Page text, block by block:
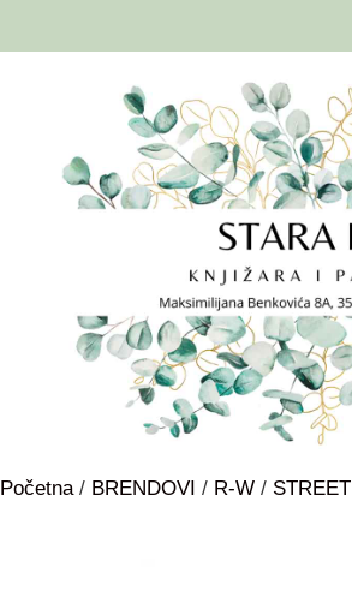
Početna/ BRENDOVI / R-W / STREET